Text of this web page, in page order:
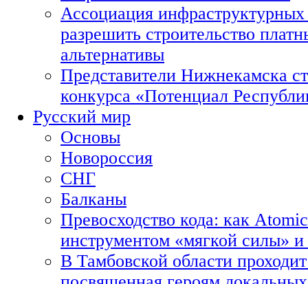
Ассоциация
разрешить строительство
альтернативы
Представители Нижнекамска
конкурса «Потенциал
Русский мир
Основы
Новороссия
СНГ
Балканы
Превосходство кода: как
инструментом «мягкой силы» и
В Тамбовской области